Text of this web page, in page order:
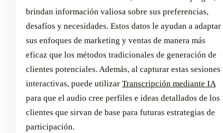
brindan información valiosa sobre sus preferencias,
desafíos y necesidades. Estos datos le ayudan a adaptar
sus enfoques de marketing y ventas de manera más
eficaz que los métodos tradicionales de generación de
clientes potenciales. Además, al capturar estas sesiones
interactivas, puede utilizar Transcripción mediante IA
para que el audio cree perfiles e ideas detallados de los
clientes que sirvan de base para futuras estrategias de
participación.